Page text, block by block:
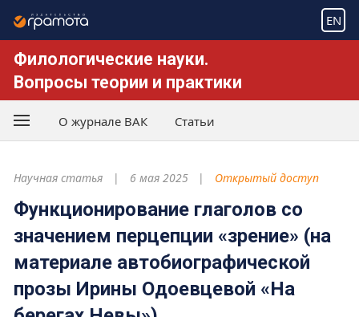
EN
Филологические науки.
Вопросы теории и практики
О журнале ВАК Статьи
Научная статья 6 мая 2025 Открытый доступ
Функционирование глаголов со
значением перцепции «зрение» (на
материале автобиографической
прозы Ирины Одоевцевой «На